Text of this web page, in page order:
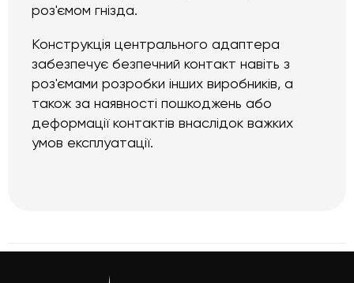
роз'ємом гнізда.
Конструкція центрального адаптера
забезпечує безпечний контакт навіть з
роз'ємами розробки інших виробників, а
також за наявності пошкоджень або
деформації контактів внаслідок важких
умов експлуатації.